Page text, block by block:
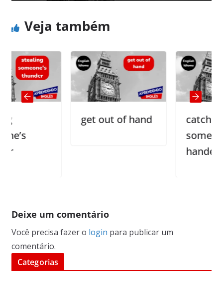
Veja também
get out of hand
catch
somebody
handed
Deixe um comentário
Você precisa fazer o login para publicar um
comentário.
Categorias